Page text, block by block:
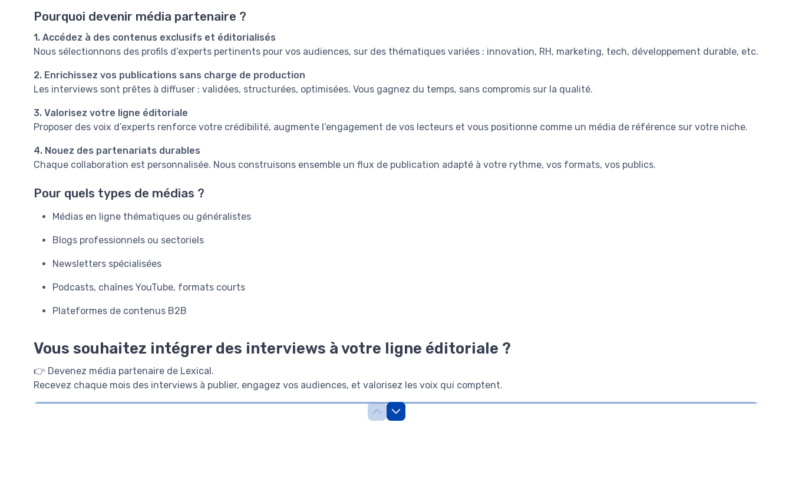
Pourquoi devenir média partenaire ?
1. Accédez à des contenus exclusifs et éditorialisés
Nous sélectionnons des profils d’experts pertinents pour vos audiences, sur des thématiques variées : innovation, RH, marketing, tech, développement durable, etc.
2. Enrichissez vos publications sans charge de production
Les interviews sont prêtes à diffuser : validées, structurées, optimisées. Vous gagnez du temps, sans compromis sur la qualité.
3. Valorisez votre ligne éditoriale
Proposer des voix d’experts renforce votre crédibilité, augmente l’engagement de vos lecteurs et vous positionne comme un média de référence sur votre niche.
4. Nouez des partenariats durables
Chaque collaboration est personnalisée. Nous construisons ensemble un flux de publication adapté à votre rythme, vos formats, vos publics.
Pour quels types de médias ?
Médias en ligne thématiques ou généralistes
Blogs professionnels ou sectoriels
Newsletters spécialisées
Podcasts, chaînes YouTube, formats courts
Plateformes de contenus B2B
Vous souhaitez intégrer des interviews à votre ligne éditoriale ?
👉 Devenez média partenaire de Lexical.
Recevez chaque mois des interviews à publier, engagez vos audiences, et valorisez les voix qui comptent.